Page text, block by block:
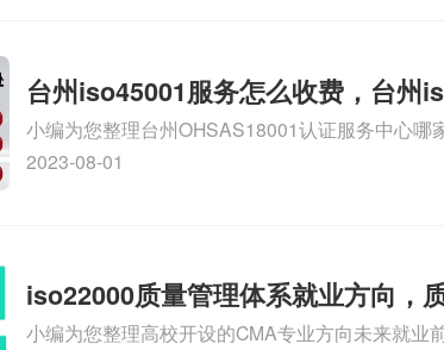
台州iso45001服务怎么收费，台州
么收费
小编为您整理台州OHSAS18001认证服务中心哪
认证，哪个咨询公司服务好、台州CE认证,台州机
2023-08-01
iso22000质量管理体系就业方向，
方向
小编为您整理高校开设的CMA专业方向未来就业